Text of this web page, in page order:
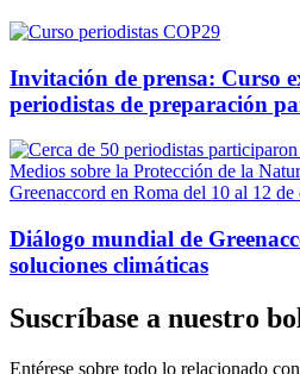
Invitación de prensa: Curso
periodistas de preparación
Diálogo mundial de
soluciones climáticas
Suscríbase a nuestro
Entérese sobre todo lo relacionado